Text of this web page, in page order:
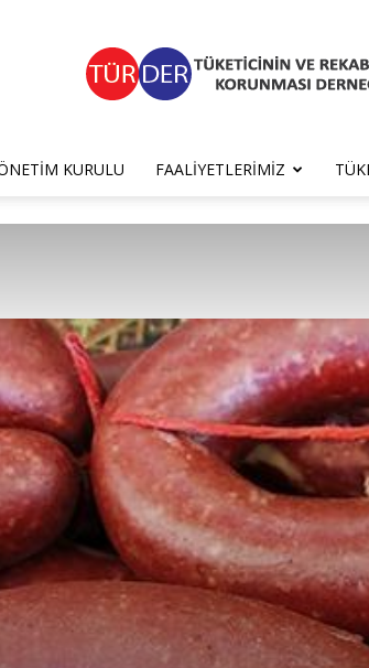
TÜRDER
KURULU FAALIYETLERIMIZ